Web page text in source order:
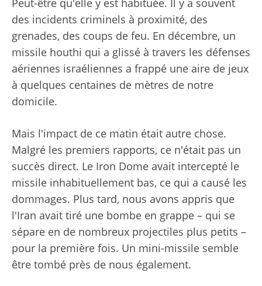
des incidents criminels à proximité, des
grenades, des coups de feu. En décembre, un
missile houthi qui a glissé à travers les défenses
aériennes israéliennes a frappé une aire de jeux
à quelques centaines de mètres de notre
domicile.
Mais l'impact de ce matin était autre chose.
Malgré les premiers rapports, ce n'était pas un
succès direct. Le Iron Dome avait intercepté le
missile inhabituellement bas, ce qui a causé les
dommages. Plus tard, nous avons appris que
l'Iran avait tiré une bombe en grappe – qui se
sépare en de nombreux projectiles plus petits –
pour la première fois. Un mini-missile semble
être tombé près de nous également.